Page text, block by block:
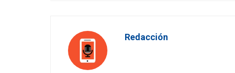
Redacción